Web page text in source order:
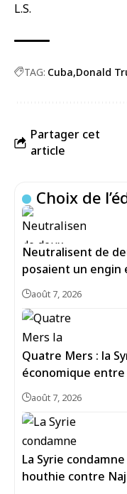
L.S.
TAG: Cuba Donald
Partager cet
article
Choix de
Neutralisent de
posaient un engin
août 7, 2026
Quatre Mers : la
économique entre
août 7, 2026
La Syrie
houthie contre